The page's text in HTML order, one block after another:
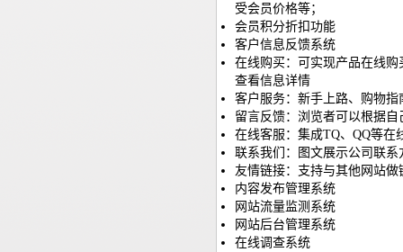
受会员价格等；
会员积分折扣功能
客户信息反馈系统
在线购买：可实现产品在线
查看信息详情
客户服务：新手上路、购物
留言反馈：浏览者可以根据
在线客服：集成TQ、QQ等在
联系我们：图文展示公司联系
友情链接：支持与其他网站做
内容发布管理系统
网站流量监测系统
网站后台管理系统
在线调查系统